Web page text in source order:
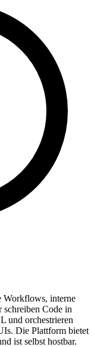
Workflows, interne
Code in
und orchestrieren
Die Plattform bietet
ist selbst hostbar.